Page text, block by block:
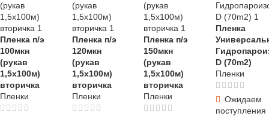
Пленка п/э
100мкн
(рукав
1,5х100м)
вторичка
Пленки
Пленка п/э
120мкн
(рукав
1,5х100м)
вторичка
Пленки
Пленка п/э
150мкн
(рукав
1,5х100м)
вторичка
Пленки
Пленка
D (70m2)
Пленки
Ожидаем
поступления